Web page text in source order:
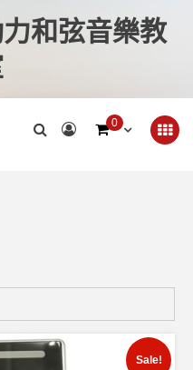
和弦音樂教
0
Sale!